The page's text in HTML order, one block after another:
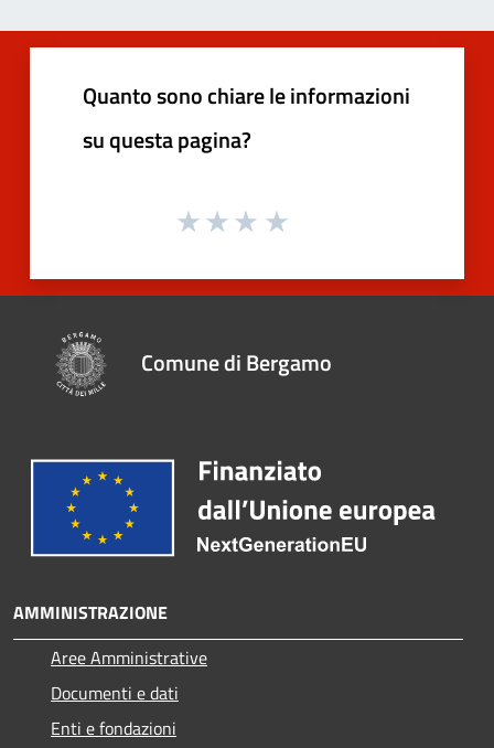
Quanto sono chiare le informazioni
su questa pagina?
Comune di Bergamo
AMMINISTRAZIONE
Aree Amministrative
Documenti e dati
Enti e fondazioni